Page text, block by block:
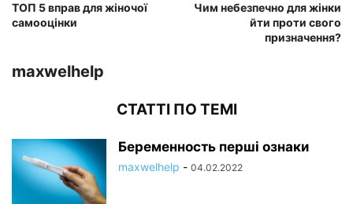
ТОП 5 вправ для жіночої
самооцінки
Чим небезпечно для жінки
йти проти свого
призначення?
maxwelhelp
СТАТТІ ПО ТЕМІ
Беременность перші ознаки
maxwelhelp - 04.02.2022